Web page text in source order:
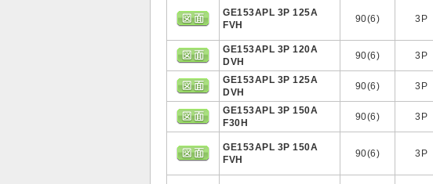
GE153APL 3P 125A
FVH
90(6) 3P
GE153APL 3P 120A
DVH
90(6) 3P
GE153APL 3P 125A
DVH
90(6) 3P
GE153APL 3P 150A
F30H
90(6) 3P
GE153APL 3P 150A
FVH
90(6) 3P